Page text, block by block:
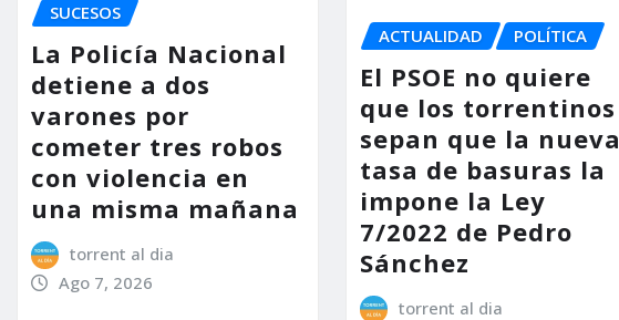
SUCESOS
La Policía Nacional
detiene a dos
varones por
cometer tres robos
con violencia en
una misma mañana
torrent al dia
Ago 7, 2026
ACTUALIDAD POLÍTICA
El PSOE no quiere
que los torrentinos
sepan que la nueva
tasa de basuras la
impone la Ley
7/2022 de Pedro
Sánchez
torrent al dia